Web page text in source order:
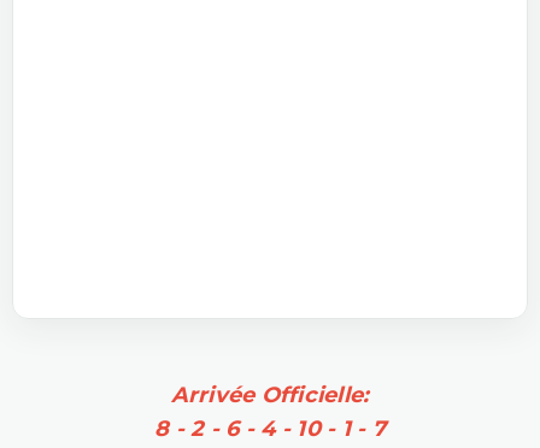
Arrivée Officielle:
8 - 2 - 6 - 4 - 10 - 1 - 7